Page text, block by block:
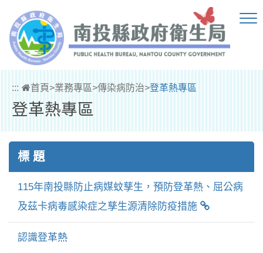
::: 首頁>業務專區>傳染病防治>登革熱專區
登革熱專區
標 題
115年南投縣防止病媒蚊孳生，預防登革熱、屈公病
及茲卡病毒感染症之孳生源清除防疫措施
認識登革熱